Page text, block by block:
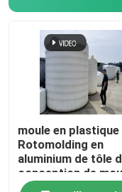
Moule de fosse
Moule de
Moules de
Aluminium solide
moule en plastique
Rotomolding en
aluminium de tôle
conception de
de réservoir de l'eau